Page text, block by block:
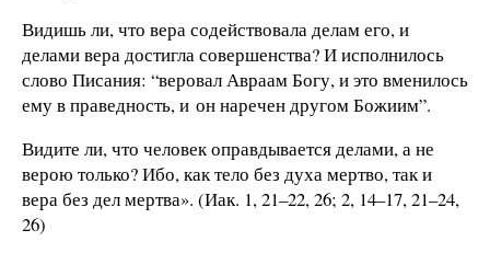
Видишь ли, что вера содействовала делам его, и
делами вера достигла совершенства? И исполнилось
слово Писания: “веровал Авраам Богу, и это вменилось
ему в праведность, и он наречен другом Божиим”.
Видите ли, что человек оправдывается делами, а не
верою только? Ибо, как тело без духа мертво, так и
вера без дел мертва». (Иак. 1, 21–22, 26; 2, 14–17, 21–24,
26)